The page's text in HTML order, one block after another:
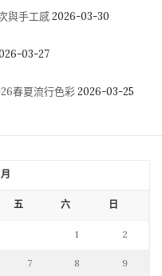
與手工感 2026-03-30
03-27
春夏流行色彩 2026-03-25
五 六 日
1 2
7 8 9